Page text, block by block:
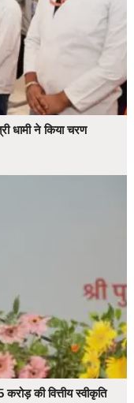
धामी ने किया चरण
की वित्तीय स्वीकृति